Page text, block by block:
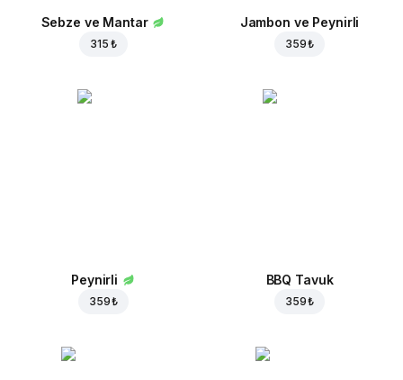
Sebze ve Mantar
315 ₺
Jambon ve Peynirli
359 ₺
Peynirli
359 ₺
BBQ Tavuk
359 ₺